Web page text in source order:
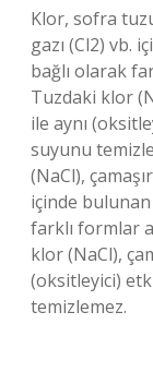
Klor, sofra
gazı (Cl2) vb.
bağlı olarak
Tuzdaki klor
ile aynı
suyunu
(NaCl),
içinde
farklı formlar
klor (NaCl),
(oksitleyici)
temizlemez.